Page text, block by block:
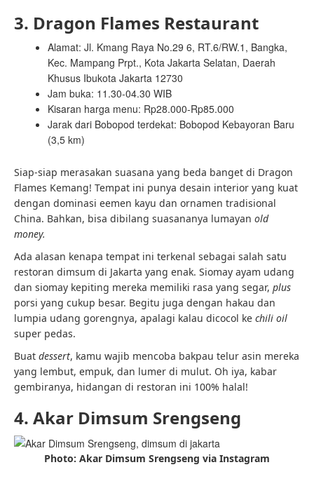
3. Dragon Flames Restaurant
Alamat: Jl. Kmang Raya No.29 6, RT.6/RW.1, Bangka,
Kec. Mampang Prpt., Kota Jakarta Selatan, Daerah
Khusus Ibukota Jakarta 12730
Jam buka: 11.30-04.30 WIB
Kisaran harga menu: Rp28.000-Rp85.000
Jarak dari Bobopod terdekat: Bobopod Kebayoran Baru
(3,5 km)
Siap-siap merasakan suasana yang beda banget di Dragon
Flames Kemang! Tempat ini punya desain interior yang kuat
dengan dominasi eemen kayu dan ornamen tradisional
China. Bahkan, bisa dibilang suasananya lumayan old
money.
Ada alasan kenapa tempat ini terkenal sebagai salah satu
restoran dimsum di Jakarta yang enak. Siomay ayam udang
dan siomay kepiting mereka memiliki rasa yang segar, plus
porsi yang cukup besar. Begitu juga dengan hakau dan
lumpia udang gorengnya, apalagi kalau dicocol ke chili oil
super pedas.
Buat dessert, kamu wajib mencoba bakpau telur asin mereka
yang lembut, empuk, dan lumer di mulut. Oh iya, kabar
gembiranya, hidangan di restoran ini 100% halal!
4. Akar Dimsum Srengseng
Photo: Akar Dimsum Srengseng via Instagram